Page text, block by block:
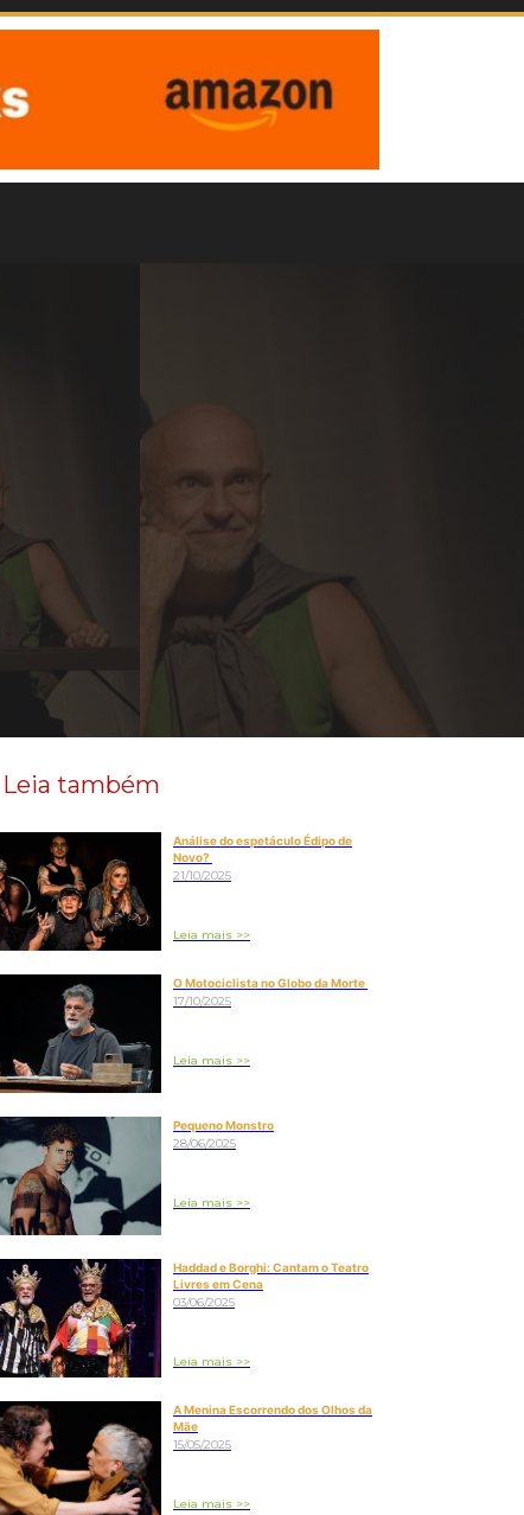
Leia também
Análise do espetáculo Édipo de
Novo?
21/10/2025
Leia mais >>
O Motociclista no Globo da Morte
17/10/2025
Leia mais >>
Pequeno Monstro
28/06/2025
Leia mais >>
Haddad e Borghi: Cantam o Teatro
Livres em Cena
03/06/2025
Leia mais >>
A Menina Escorrendo dos Olhos da
Mãe
15/05/2025
Leia mais >>